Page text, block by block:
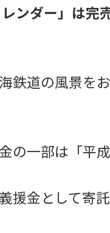
レンダー」は完
鉄道の風景を
の一部は「平
援金として寄